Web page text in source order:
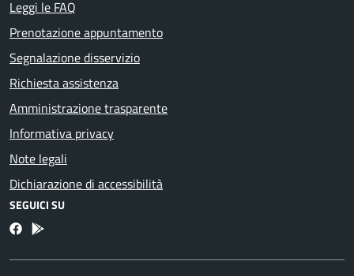
Leggi le FAQ
Prenotazione appuntamento
Segnalazione disservizio
Richiesta assistenza
Amministrazione trasparente
Informativa privacy
Note legali
Dichiarazione di accessibilità
SEGUICI SU
FacebookBosa inApp